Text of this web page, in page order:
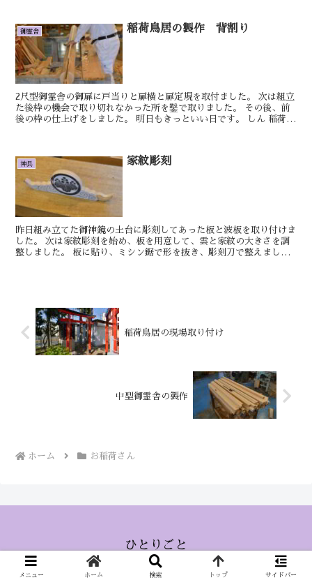
御霊舎 稲荷鳥居の製作 背割り
2尺型御霊舎の御扉に戸当りと扉横と扉定規を取付ました。 次は組立
た後枠の機会で取り切れなかった所を鑿で取りました。 その後、前
後の枠の仕上げをしました。 明日もきっといい日です。 しん 稲荷鳥
神具 家紋彫刻
昨日組み立てた御神鏡の土台に彫刻してあった板と波板を取り付けま
した。 次は家紋彫刻を始め、板を用意して、雲と家紋の大きさを調
整しました。 板に貼り、ミシン鋸で形を抜き、彫刻刀で整えまし
稲荷鳥居の現場取り付け
中型御霊舎の製作
ホーム お稲荷さん
ひとりごと
© 2015 ひとりごと.
メニュー ホーム 検索 トップ サイドバー